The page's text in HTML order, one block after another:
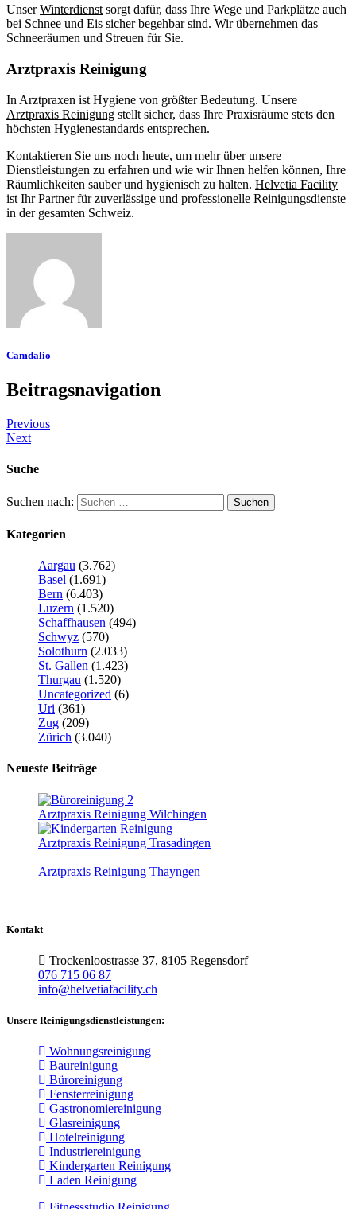
UnserWinterdienst sorgt dafür, dass Ihre Wege und Parkplätze auch
bei Schnee und Eis sicher begehbar sind. Wir übernehmen das
Schneeräumen und Streuen für Sie.
Arztpraxis Reinigung
In Arztpraxen ist Hygiene von größter Bedeutung. Unsere
Arztpraxis Reinigung stellt sicher, dass Ihre Praxisräume stets den
höchsten Hygienestandards entsprechen.
Kontaktieren Sie uns noch heute, um mehr über unsere
Dienstleistungen zu erfahren und wie wir Ihnen helfen können, Ihre
Räumlichkeiten sauber und hygienisch zu halten. Helvetia Facility
ist Ihr Partner für zuverlässige und professionelle Reinigungsdienste
in der gesamten Schweiz.
Camdalio
Beitragsnavigation
Previous
Next
Suche
Suchen nach:
Kategorien
Aargau (3.762)
Basel (1.691)
Bern (6.403)
Luzern (1.520)
Schaffhausen (494)
Schwyz (570)
Solothurn (2.033)
St. Gallen (1.423)
Thurgau (1.520)
Uncategorized (6)
Uri (361)
Zug (209)
Zürich (3.040)
Neueste Beiträge
Arztpraxis Reinigung Wilchingen
Arztpraxis Reinigung Trasadingen
Arztpraxis Reinigung Thayngen
Kontakt
Trockenloostrasse 37, 8105 Regensdorf
076 715 06 87
info@helvetiafacility.ch
Unsere Reinigungsdienstleistungen:
Wohnungsreinigung
Baureinigung
Büroreinigung
Fensterreinigung
Gastronomiereinigung
Glasreinigung
Hotelreinigung
Industriereinigung
Kindergarten Reinigung
Laden Reinigung